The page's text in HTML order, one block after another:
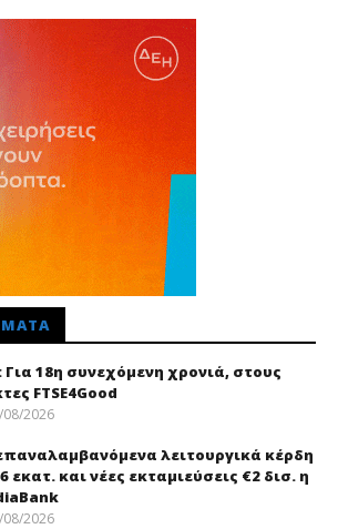
Για 18η συνεχόμενη χρονιά, στους
FTSE4Good
08/2026
λειτουργικά κέρδη
εκατ. και νέες εκταμιεύσεις €2 δισ. η
08/2026